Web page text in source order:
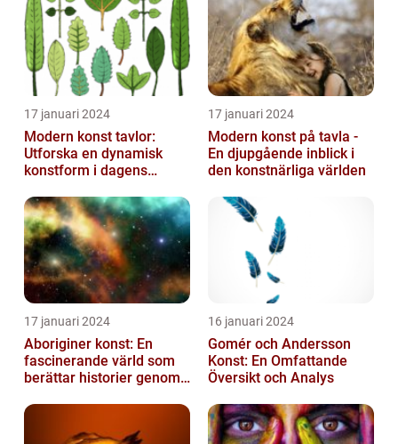
17 januari 2024
Modern konst tavlor:
Utforska en dynamisk
konstform i dagens
17 januari 2024
Modern konst på tavla -
En djupgående inblick i
den konstnärliga världen
17 januari 2024
Aboriginer konst: En
fascinerande värld som
berättar historier genom
16 januari 2024
Gomér och Andersson
Konst: En Omfattande
Översikt och Analys